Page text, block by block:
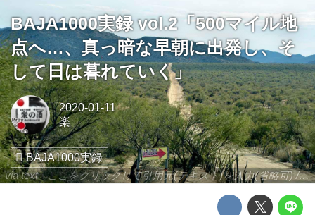
via text - ここをクリックして引用元(テキスト)を入力(省略可) / site.to.link.com - ここをクリックして引用元を入力(省略可)
BAJA1000実録 vol.2「500マイル地
点へ…、真っ暗な早朝に出発し、そ
して日は暮れていく」
2020-01-11
楽
BAJA1000実録